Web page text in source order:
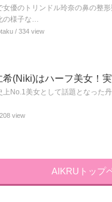
女優のトリンドル玲奈の鼻の整
の様子な…
/ 334 view
希(Niki)はハーフ美女！
上No.1美女として話題となった
view
AIKRUトップ